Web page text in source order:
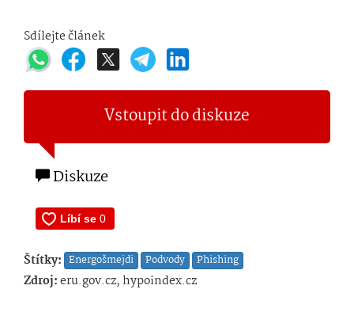
Sdílejte článek
Vstoupit do diskuze
Diskuze
Štítky: Energošmejdi Podvody Phishing
Zdroj:eru.gov.cz, hypoindex.cz